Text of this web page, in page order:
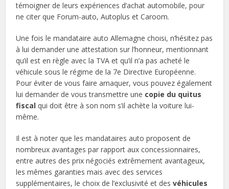
témoigner de leurs expériences d’achat automobile, pour
ne citer que Forum-auto, Autoplus et Caroom.
Une fois le mandataire auto Allemagne choisi, n’hésitez pas
à lui demander une attestation sur l’honneur, mentionnant
qu’il est en règle avec la TVA et qu’il n’a pas acheté le
véhicule sous le régime de la 7e Directive Européenne.
Pour éviter de vous faire arnaquer, vous pouvez également
lui demander de vous transmettre une copie du quitus
fiscal qui doit être à son nom s’il achète la voiture lui-
même.
Il est à noter que les mandataires auto proposent de
nombreux avantages par rapport aux concessionnaires,
entre autres des prix négociés extrêmement avantageux,
les mêmes garanties mais avec des services
supplémentaires, le choix de l’exclusivité et desvéhicules